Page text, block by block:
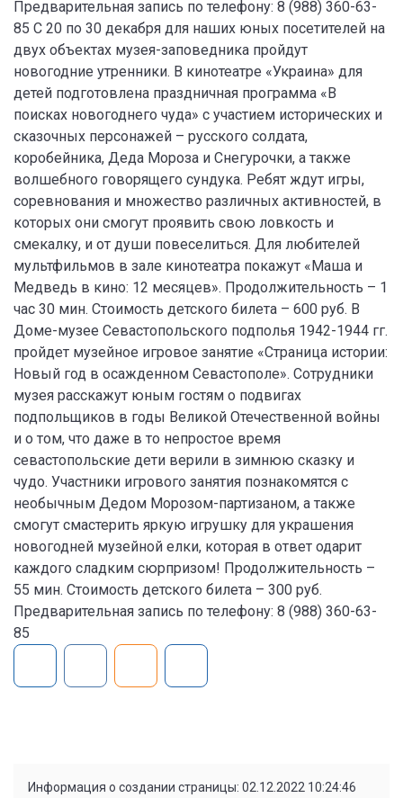
Предварительная запись по телефону: 8 (988) 360-63-
85 С 20 по 30 декабря для наших юных посетителей на
двух объектах музея-заповедника пройдут
новогодние утренники. В кинотеатре «Украина» для
детей подготовлена праздничная программа «В
поисках новогоднего чуда» с участием исторических и
сказочных персонажей – русского солдата,
коробейника, Деда Мороза и Снегурочки, а также
волшебного говорящего сундука. Ребят ждут игры,
соревнования и множество различных активностей, в
которых они смогут проявить свою ловкость и
смекалку, и от души повеселиться. Для любителей
мультфильмов в зале кинотеатра покажут «Маша и
Медведь в кино: 12 месяцев». Продолжительность – 1
час 30 мин. Стоимость детского билета – 600 руб. В
Доме-музее Севастопольского подполья 1942-1944 гг.
пройдет музейное игровое занятие «Страница истории:
Новый год в осажденном Севастополе». Сотрудники
музея расскажут юным гостям о подвигах
подпольщиков в годы Великой Отечественной войны
и о том, что даже в то непростое время
севастопольские дети верили в зимнюю сказку и
чудо. Участники игрового занятия познакомятся с
необычным Дедом Морозом-партизаном, а также
смогут смастерить яркую игрушку для украшения
новогодней музейной елки, которая в ответ одарит
каждого сладким сюрпризом! Продолжительность –
55 мин. Стоимость детского билета – 300 руб.
Предварительная запись по телефону: 8 (988) 360-63-
85
Информация о создании страницы: 02.12.2022 10:24:46